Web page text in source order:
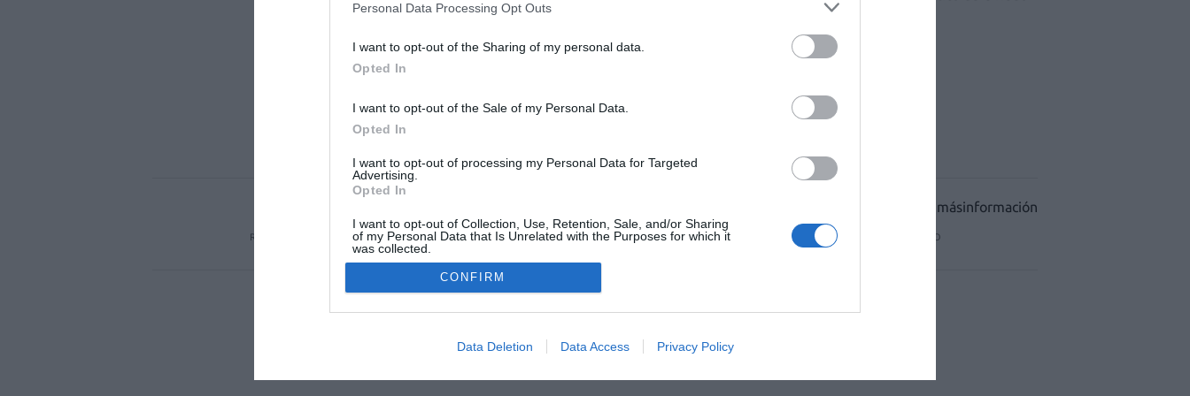
Personal Data Processing Opt Outs
I want to opt-out of the Sharing of my personal data.
Opted In
I want to opt-out of the Sale of my Personal Data.
Opted In
I want to opt-out of processing my Personal Data for Targeted
Advertising.
Opted In
I want to opt-out of Collection, Use, Retention, Sale, and/or Sharing
of my Personal Data that Is Unrelated with the Purposes for which it
was collected.
Opted Out
CONFIRM
Data Deletion Data Access Privacy Policy
REGÍSTRATE QUIÉNES SOMOS CONTACTO COPYRIGHT POLÍTICA DE COOKIES POLÍTICA DE PRIVACIDAD CONDICIONES DE USO
© 2026 Ediciones MAYO, S.A.U.